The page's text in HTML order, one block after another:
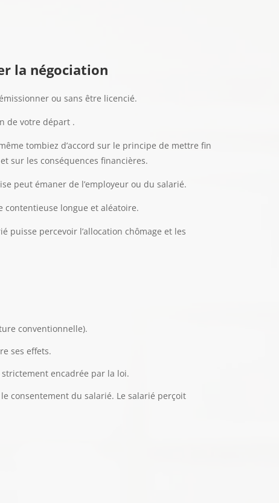
la négociation
ou sans être licencié.
de votre départ .
tombiez d’accord sur le principe de mettre fin
sur les conséquences financières.
peut émaner de l’employeur ou du salarié.
contentieuse longue et aléatoire.
puisse percevoir l’allocation chômage et les
conventionnelle).
ses effets.
encadrée par la loi.
consentement du salarié. Le salarié perçoit